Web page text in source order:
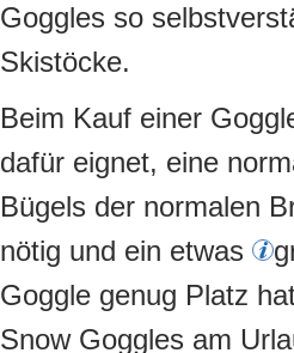
Goggles so
Skistöcke.
Beim Kauf einer
dafür eignet, eine
Bügels der normalen
nötig und ein etwas
Goggle genug Platz
Snow Goggles am